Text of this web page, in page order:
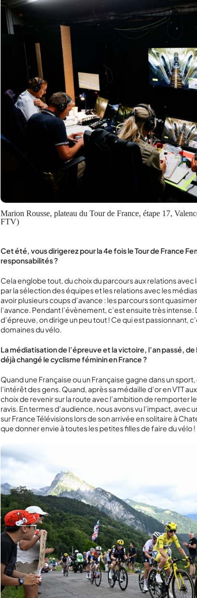
Marion Rousse, plateau du Tour de France, étape 17,
FTV)
Cet été, vous dirigerez pour la 4efois le Tour de France
responsabilités ?
Cela englobe tout, du choix du parcours aux relations
par la sélection des équipes et les relations avec les
avoir plusieurs coups d’avance : les parcours sont
l’avance. Pendant l’évènement, c’est ensuite très
d’épreuve, on dirige un peu tout ! Ce qui est passionnant,
domaines du vélo.
La médiatisation de l’épreuve et la victoire, l’an passé,
déjà changé le cyclisme féminin en France ?
Quand une Française ou un Française gagne dans un
l’intérêt des gens. Quand, après sa médaille d’or en VTT
choix de revenir sur la route avec l’ambition de remporter
ravis. En termes d’audience, nous avons vu l’impact, avec
sur France Télévisions lors de son arrivée en solitaire à
que donner envie à toutes les petites filles de faire du vélo !